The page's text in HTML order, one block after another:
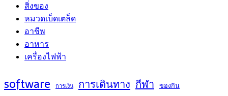
สิ่งของ
หมวดเบ็ดเตล็ด
อาชีพ
อาหาร
เครื่องไฟฟ้า
software การเงิน การเดินทาง กีฬา ของกิน